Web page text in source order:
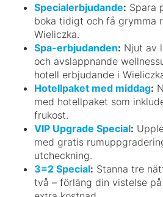
Specialerbjudande: Spara
boka tidigt och få grymma
Wieliczka.
Spa-erbjudanden: Njut av
och avslappnande
hotell erbjudande i
Hotellpaket med middag:
med hotellpaket som
frukost.
VIP Upgrade Special:
med gratis
utcheckning.
3=2 Special: Stanna tre
två – förläng din vistelse